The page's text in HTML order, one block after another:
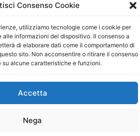
Consenso Cookie
utilizziamo tecnologie come i cookie per
informazioni del dispositivo. Il consenso a
di elaborare dati come il comportamento di
sito. Non acconsentire o ritirare il consenso
su alcune caratteristiche e funzioni.
Accetta
Nega